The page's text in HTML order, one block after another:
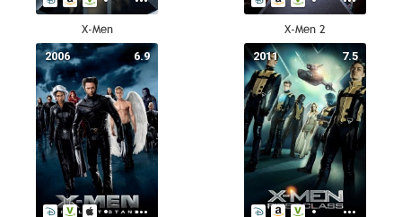
X-Men X-Men 2
6.9
2006 7.5
2011